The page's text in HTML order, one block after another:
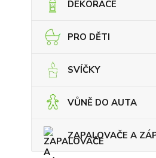
DEKORACE
PRO DĚTI
SVÍČKY
VŮNĚ DO AUTA
ZAPALOVAČE A